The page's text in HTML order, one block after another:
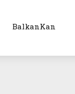
BalkanKan